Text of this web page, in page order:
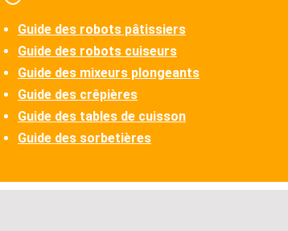
Guide des robots pâtissiers
Guide des robots cuiseurs
Guide des mixeurs plongeants
Guide des crêpières
Guide des tables de cuisson
Guide des sorbetières